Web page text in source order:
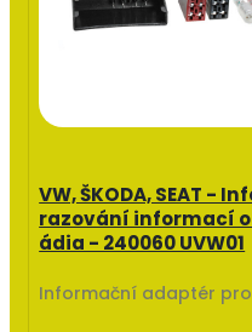
VW, ŠKODA, SEAT -
razování informací
ádia - 240060 UVW01
Informační adaptér